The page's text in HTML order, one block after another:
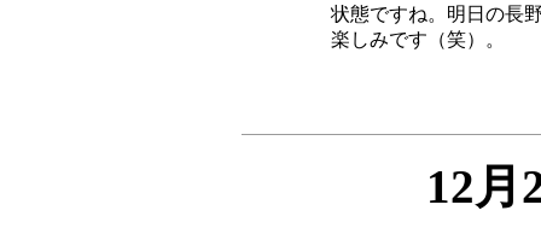
状態ですね。明日の長
12月